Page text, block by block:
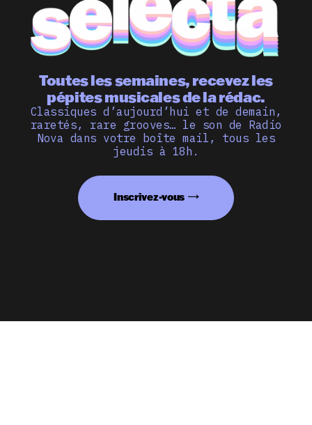
Toutes les semaines, recevez les
pépites musicales de la rédac.
Classiques d’aujourd’hui et de demain,
raretés, rare grooves… le son de Radio
Nova dans votre boîte mail, tous les
jeudis à 18h.
Inscrivez-vous